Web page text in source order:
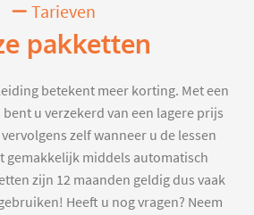
Tarieven
pakketten
betekent meer korting. Met een
u verzekerd van een lagere prijs
zelf wanneer u de lessen
gemakkelijk middels automatisch
zijn 12 maanden geldig dus vaak
Heeft u nog vragen? Neem